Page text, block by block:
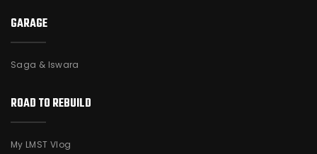
GARAGE
Saga & Iswara
ROAD TO REBUILD
My LMST Vlog